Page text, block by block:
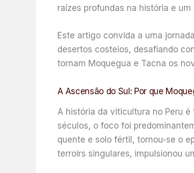
raízes profundas na história e
Este artigo convida a uma
desertos costeios, desafiando
tornam Moquegua e Tacna os
A Ascensão do Sul: Por que
A história da viticultura no Peru
séculos, o foco foi
quente e solo fértil, tornou-se o
terroirs singulares, impulsionou